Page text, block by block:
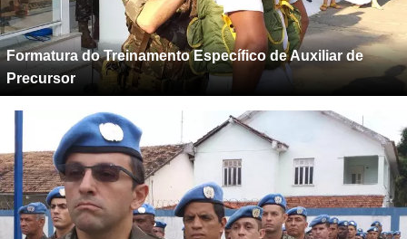
Formatura do Treinamento Específico de Auxiliar de
Precursor